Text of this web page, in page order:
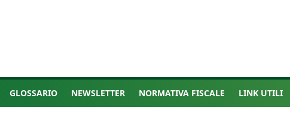
GLOSSARIO NEWSLETTER NORMATIVA FISCALE LINK UTILI